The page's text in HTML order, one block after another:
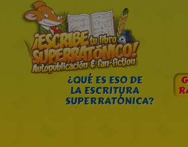
¿QUÉ ES ESO DE
LA ESCRITURA
SUPERRATÓNICA?